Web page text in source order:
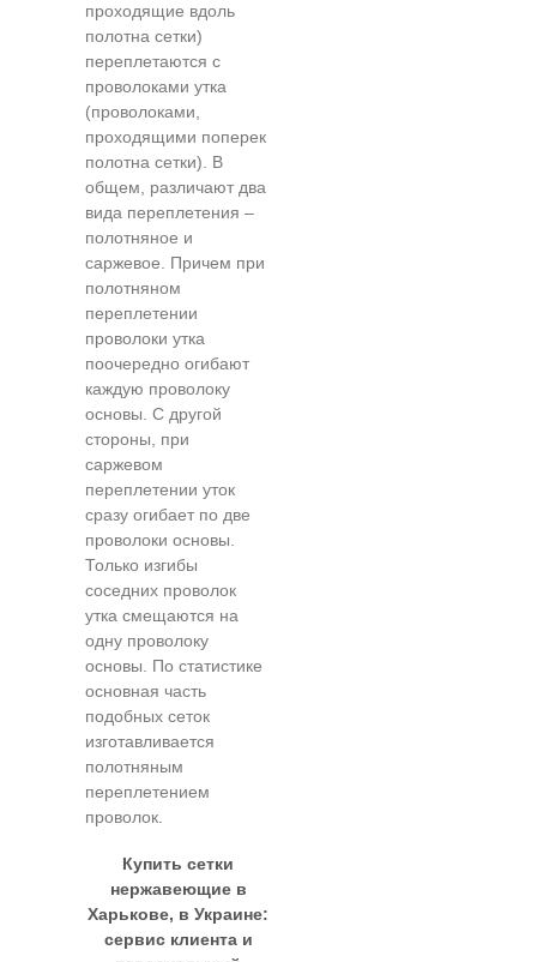
проходящие вдоль
полотна сетки)
переплетаются с
проволоками утка
(проволоками,
проходящими поперек
полотна сетки). В
общем, различают два
вида переплетения –
полотняное и
саржевое. Причем при
полотняном
переплетении
проволоки утка
поочередно огибают
каждую проволоку
основы. С другой
стороны, при
саржевом
переплетении уток
сразу огибает по две
проволоки основы.
Только изгибы
соседних проволок
утка смещаются на
одну проволоку
основы. По статистике
основная часть
подобных сеток
изготавливается
полотняным
переплетением
проволок.
Купить сетки
нержавеющие в
Харькове, в Украине:
сервис клиента и